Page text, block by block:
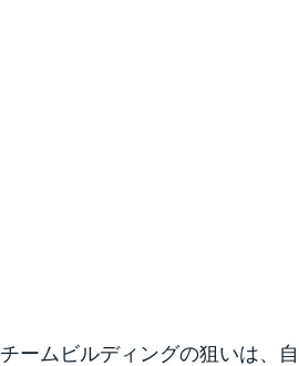
チームビルディングの狙いは、